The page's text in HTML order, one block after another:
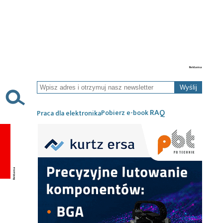
Wyślij
Praca dla elektronikaPobierz e-bookRAQ